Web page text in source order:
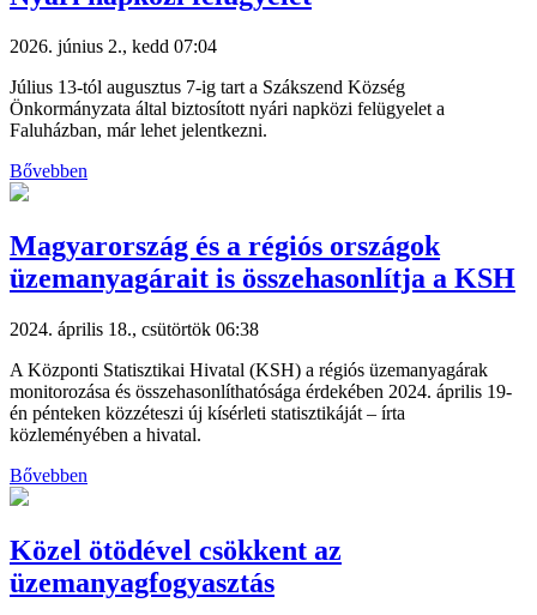
2026. június 2., kedd 07:04
Július 13-tól augusztus 7-ig tart a Szákszend Község
Önkormányzata által biztosított nyári napközi felügyelet a
Faluházban, már lehet jelentkezni.
Bővebben
Magyarország és a régiós országok
üzemanyagárait is összehasonlítja a KSH
2024. április 18., csütörtök 06:38
A Központi Statisztikai Hivatal (KSH) a régiós üzemanyagárak
monitorozása és összehasonlíthatósága érdekében 2024. április 19-
én pénteken közzéteszi új kísérleti statisztikáját – írta
közleményében a hivatal.
Bővebben
Közel ötödével csökkent az
üzemanyagfogyasztás